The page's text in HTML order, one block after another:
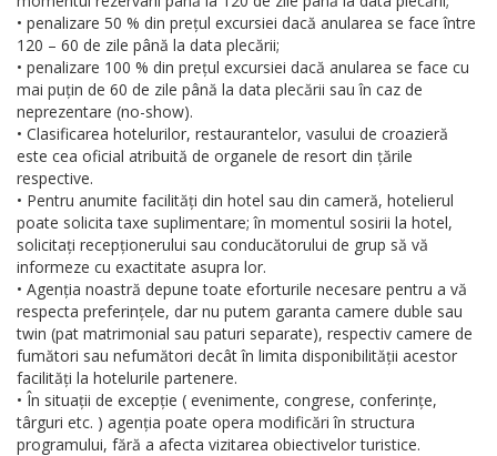
• penalizare 50 % din prețul excursiei dacă anularea se face între
120 – 60 de zile până la data plecării;
• penalizare 100 % din prețul excursiei dacă anularea se face cu
mai puțin de 60 de zile până la data plecării sau în caz de
neprezentare (no-show).
• Clasificarea hotelurilor, restaurantelor, vasului de croazieră
este cea oficial atribuită de organele de resort din țările
respective.
• Pentru anumite facilități din hotel sau din cameră, hotelierul
poate solicita taxe suplimentare; în momentul sosirii la hotel,
solicitați recepționerului sau conducătorului de grup să vă
informeze cu exactitate asupra lor.
• Agenția noastră depune toate eforturile necesare pentru a vă
respecta preferințele, dar nu putem garanta camere duble sau
twin (pat matrimonial sau paturi separate), respectiv camere de
fumători sau nefumători decât în limita disponibilității acestor
facilități la hotelurile partenere.
• În situații de excepție ( evenimente, congrese, conferințe,
târguri etc. ) agenția poate opera modificări în structura
programului, fără a afecta vizitarea obiectivelor turistice.